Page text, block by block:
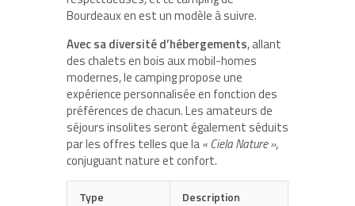
Bourdeaux en est un modèle à suivre.
Avec sa diversité d’hébergements, allant
des chalets en bois aux mobil-homes
modernes, le camping propose une
expérience personnalisée en fonction des
préférences de chacun. Les amateurs de
séjours insolites seront également séduits
par les offres telles que la« Ciela Nature »,
conjuguant nature et confort.
Type
Description